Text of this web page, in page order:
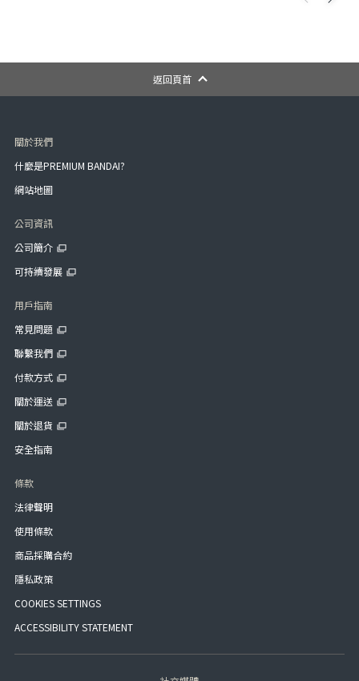
返回頁首
關於我們
什麼是PREMIUM BANDAI?
網站地圖
公司資訊
公司簡介
可持續發展
用戶指南
常見問題
聯繫我們
付款方式
關於運送
關於退貨
安全指南
條款
法律聲明
使用條款
商品採購合約
隱私政策
COOKIES SETTINGS
ACCESSIBILITY STATEMENT